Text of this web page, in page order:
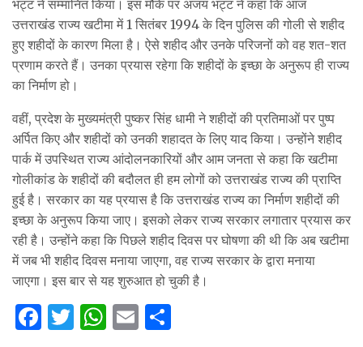
भट्ट ने सम्मानित किया। इस मौके पर अजय भट्ट ने कहा कि आज
उत्तराखंड राज्य खटीमा में 1 सितंबर 1994 के दिन पुलिस की गोली से शहीद
हुए शहीदों के कारण मिला है। ऐसे शहीद और उनके परिजनों को वह शत-शत
प्रणाम करते हैं। उनका प्रयास रहेगा कि शहीदों के इच्छा के अनुरूप ही राज्य
का निर्माण हो।
वहीं, प्रदेश के मुख्यमंत्री पुष्कर सिंह धामी ने शहीदों की प्रतिमाओं पर पुष्प
अर्पित किए और शहीदों को उनकी शहादत के लिए याद किया। उन्होंने शहीद
पार्क में उपस्थित राज्य आंदोलनकारियों और आम जनता से कहा कि खटीमा
गोलीकांड के शहीदों की बदौलत ही हम लोगों को उत्तराखंड राज्य की प्राप्ति
हुई है। सरकार का यह प्रयास है कि उत्तराखंड राज्य का निर्माण शहीदों की
इच्छा के अनुरूप किया जाए। इसको लेकर राज्य सरकार लगातार प्रयास कर
रही है। उन्होंने कहा कि पिछले शहीद दिवस पर घोषणा की थी कि अब खटीमा
में जब भी शहीद दिवस मनाया जाएगा, वह राज्य सरकार के द्वारा मनाया
जाएगा। इस बार से यह शुरुआत हो चुकी है।
F
T
W E